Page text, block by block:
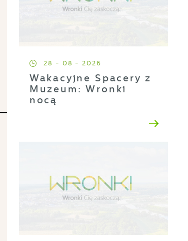
28 - 08 - 2026
Wakacyjne Spacery z
Muzeum: Wronki
nocą